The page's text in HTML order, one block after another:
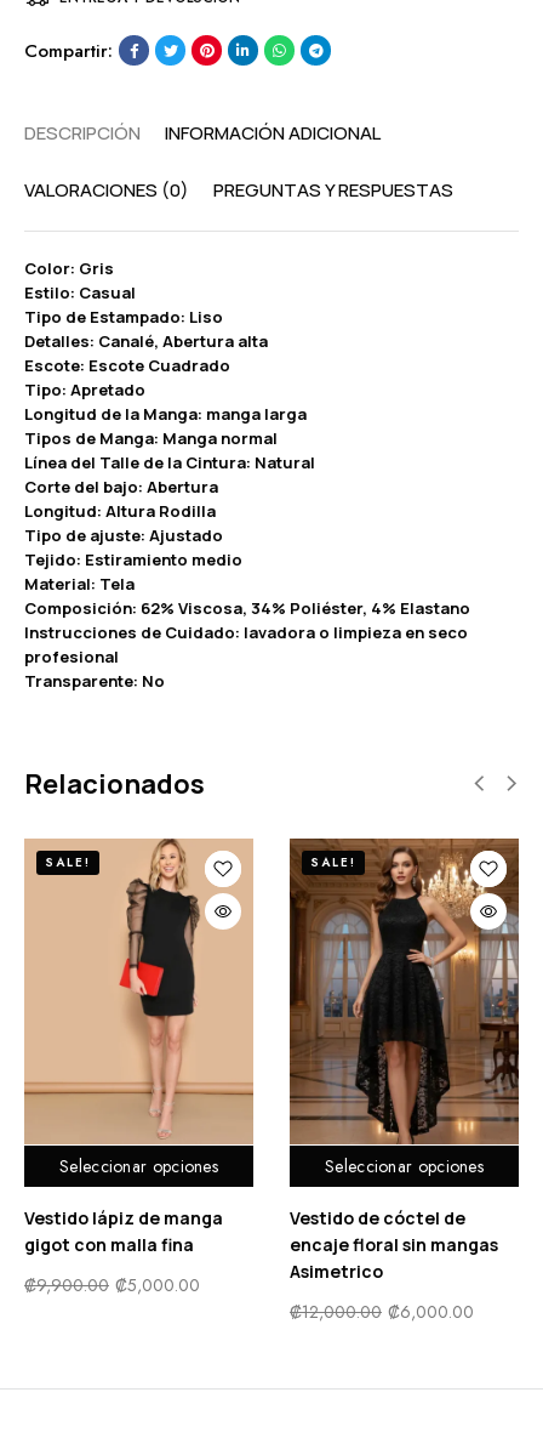
Compartir:
DESCRIPCIÓN INFORMACIÓN ADICIONAL
VALORACIONES (0) PREGUNTAS Y RESPUESTAS
Color: Gris
Estilo: Casual
Tipo de Estampado: Liso
Detalles: Canalé, Abertura alta
Escote: Escote Cuadrado
Tipo: Apretado
Longitud de la Manga: manga larga
Tipos de Manga: Manga normal
Línea del Talle de la Cintura: Natural
Corte del bajo: Abertura
Longitud: Altura Rodilla
Tipo de ajuste: Ajustado
Tejido: Estiramiento medio
Material: Tela
Composición: 62% Viscosa, 34% Poliéster, 4% Elastano
Instrucciones de Cuidado: lavadora o limpieza en seco
profesional
Transparente: No
Relacionados
Seleccionar opciones
SALE!
Vestido lápiz de manga
gigot con malla fina
₡9,900.00 ₡5,000.00
Seleccionar opciones
SALE!
Vestido de cóctel de
encaje floral sin mangas
Asimetrico
₡12,000.00 ₡6,000.00